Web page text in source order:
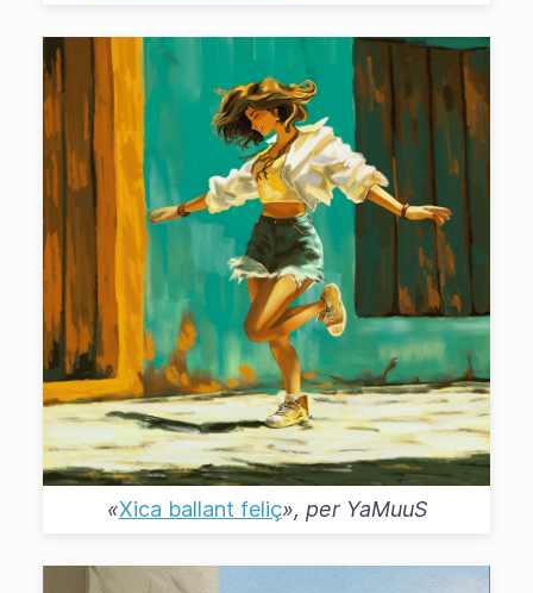
«Xica ballant feliç», per YaMuuS